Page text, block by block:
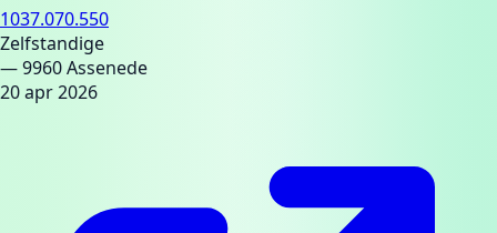
1037.070.550
Zelfstandige
— 9960 Assenede
20 apr 2026